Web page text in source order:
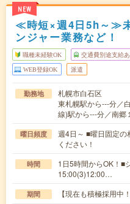
NEW
≪時短×週4日5h～≫
ンジャー業務など！
職種未経験OK 交通費別途支給あ
WEB登録OK 派遣
勤務地
札幌市白石区
東札幌駅から---分／
線)駅から---分／南郷
曜日頻度
週4日～ ■曜日固定の
ください！
時間
1日5時間からOK！■
15:00(3)12:00…
期間 【現在も積極採用中